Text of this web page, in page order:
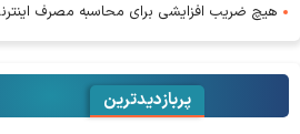
هیچ ضریب افزایشی برای محاسبه مصرف
پربازدیدترین